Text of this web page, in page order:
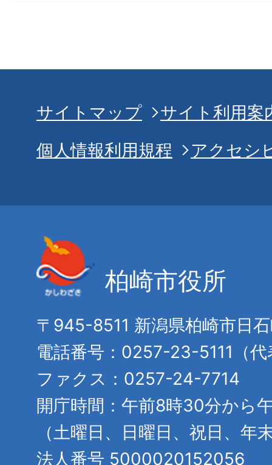
サイトマップ
サイト利用案
個人情報利用規程
アクセシ
柏崎市役所
〒945-8511 新潟県柏崎市日
電話番号：0257-23-5111（代
ファクス：0257-24-7714
開庁時間：午前8時30分から
（土曜日、日曜日、祝日、年
法人番号 5000020152056